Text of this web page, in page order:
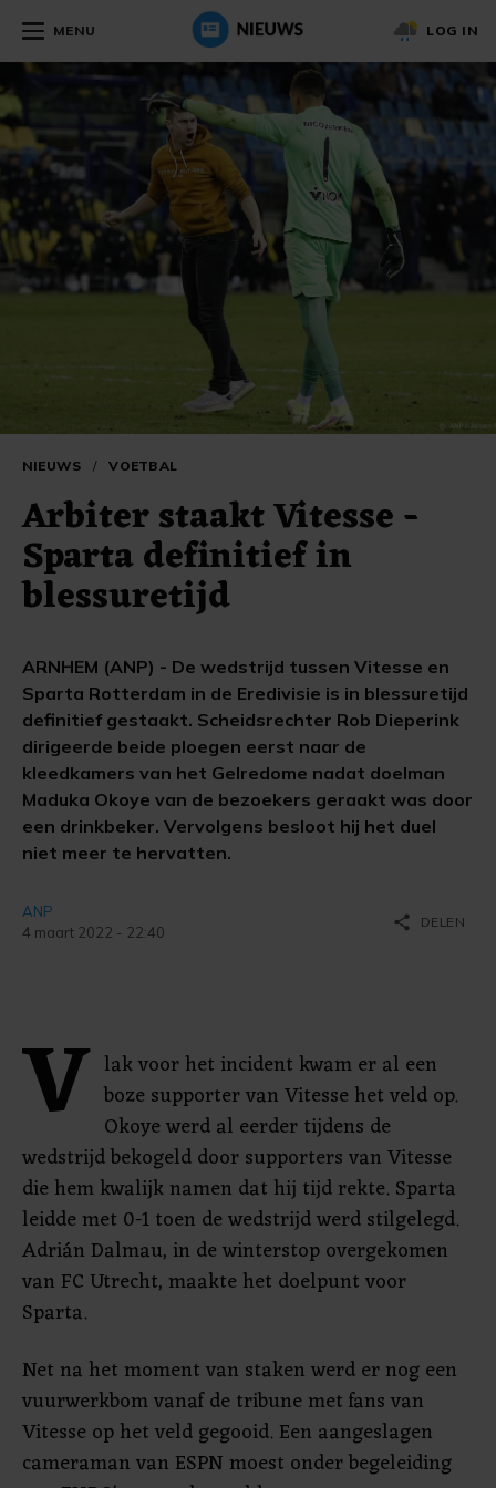
MENU LOG IN
NIEUWS / VOETBAL
Arbiter staakt Vitesse -
Sparta definitief in
blessuretijd
ARNHEM (ANP) - De wedstrijd tussen Vitesse en
Sparta Rotterdam in de Eredivisie is in blessuretijd
definitief gestaakt. Scheidsrechter Rob Dieperink
dirigeerde beide ploegen eerst naar de
kleedkamers van het Gelredome nadat doelman
Maduka Okoye van de bezoekers geraakt was door
een drinkbeker. Vervolgens besloot hij het duel
niet meer te hervatten.
ANP
4 maart 2022 - 22:40
share DELEN
V lak voor het incident kwam er al een
boze supporter van Vitesse het veld op.
Okoye werd al eerder tijdens de
wedstrijd bekogeld door supporters van Vitesse
die hem kwalijk namen dat hij tijd rekte. Sparta
leidde met 0-1 toen de wedstrijd werd stilgelegd.
Adrián Dalmau, in de winterstop overgekomen
van FC Utrecht, maakte het doelpunt voor
Sparta.
Net na het moment van staken werd er nog een
vuurwerkbom vanaf de tribune met fans van
Vitesse op het veld gegooid. Een aangeslagen
cameraman van ESPN moest onder begeleiding